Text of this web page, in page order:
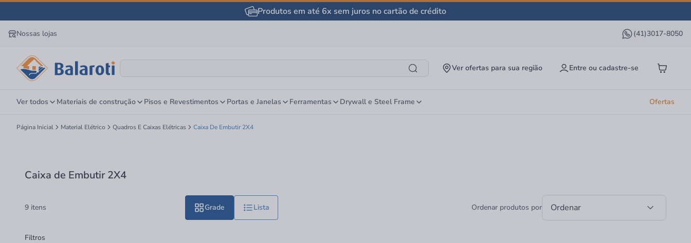
Produtos em até 6x sem juros no cartão de crédito
Nossas lojas (41)3017-8050
Ver ofertas para sua região Entre ou cadastre-se
Ver todos Materiais de construção Pisos e Revestimentos Portas e Janelas Ferramentas Drywall e Steel Frame Ofertas
Página Inicial Material Elétrico Quadros E Caixas Elétricas Caixa De Embutir 2X4
Caixa de Embutir 2X4
9 itens Grade Lista Ordenar produtos por Ordenar
Filtros